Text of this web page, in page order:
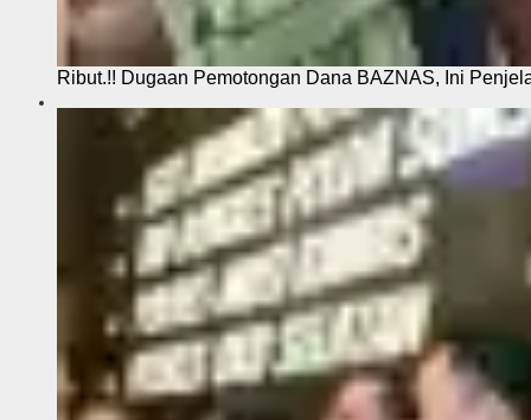
Ribut.!! Dugaan Pemotongan Dana BAZNAS, Ini